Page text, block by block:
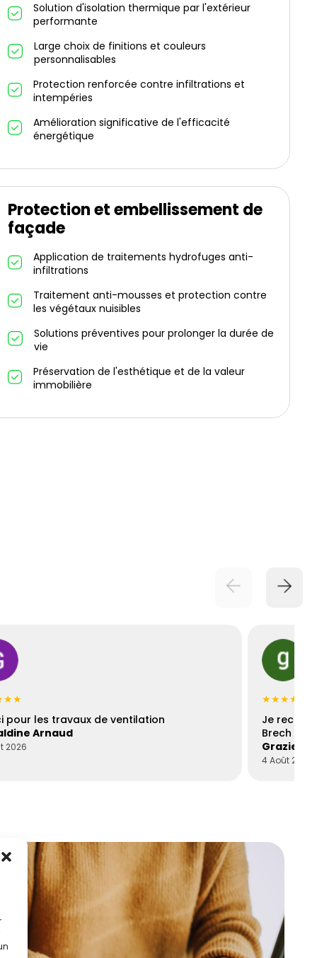
Solution d'isolation thermique par l'extérieur
performante
Large choix de finitions et couleurs
personnalisables
Protection renforcée contre infiltrations et
intempéries
Amélioration significative de l'efficacité
énergétique
Protection et embellissement de
façade
Application de traitements hydrofuges anti-
infiltrations
Traitement anti-mousses et protection contre
les végétaux nuisibles
Solutions préventives pour prolonger la durée de
vie
Préservation de l'esthétique et de la valeur
immobilière
pour les travaux de ventilation
Arnaud
2026
★★★★★
Je
Brech est
Graziella
4 Août 2026